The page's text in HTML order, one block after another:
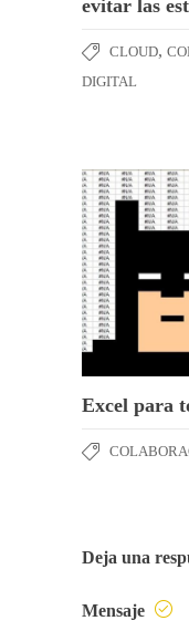
evitar las
CLOUD,
DIGITAL
Excel para
Deja una
Mensaje